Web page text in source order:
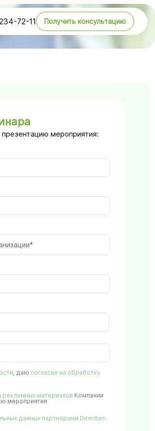
72-11 Получить консультацию
презентацию мероприятия:
, даю согласие на обработку
материалов Компании
мероприятия
данных партнерами Directum